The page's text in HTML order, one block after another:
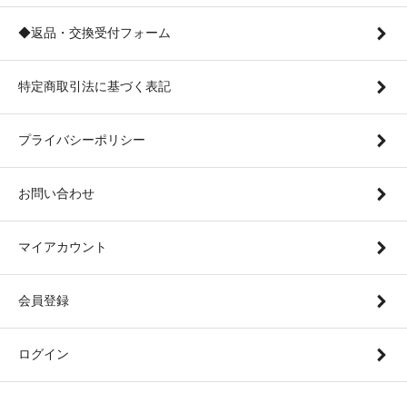
◆返品・交換受付フォーム
特定商取引法に基づく表記
プライバシーポリシー
お問い合わせ
マイアカウント
会員登録
ログイン